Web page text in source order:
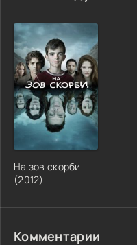
На зов скорби
(2012)
Комментарии